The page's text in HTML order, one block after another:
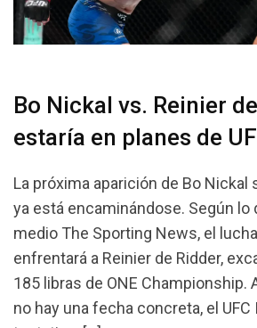
Bo Nickal vs. Reinier
estaría en planes de
La próxima aparición de Bo Nickal
ya está encaminándose. Según lo
medio The Sporting News, el
enfrentará a Reinier de Ridder,
185 libras de ONE Championship.
no hay una fecha concreta, el